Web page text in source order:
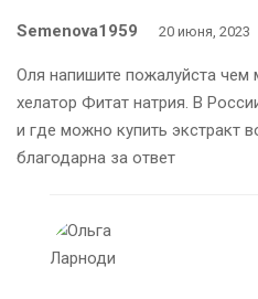
Semenova1959 20 июня, 2023
Оля напишите пожалуйста чем
хелатор Фитат натрия. В
и где можно купить экстракт
благодарна за ответ